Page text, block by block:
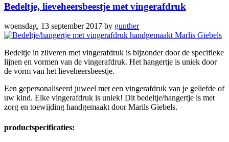
Bedeltje, lieveheersbeestje met vingerafdruk
woensdag, 13 september 2017 by gunther
Bedeltje in zilveren met vingerafdruk is bijzonder door de specifieke
lijnen en vormen van de vingerafdruk. Het hangertje is uniek door
de vorm van het lieveheersbeestje.
Een gepersonaliseerd juweel met een vingerafdruk van je geliefde of
uw kind. Elke vingerafdruk is uniek! Dit bedeltje/hangertje is met
zorg en toewijding handgemaakt door Marils Giebels.
productspecificaties: